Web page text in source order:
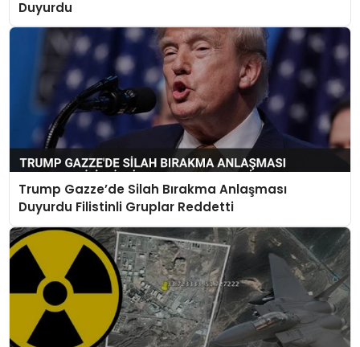
Duyurdu
Trump Gazze’de Silah Bırakma Anlaşması
Duyurdu Filistinli Gruplar Reddetti